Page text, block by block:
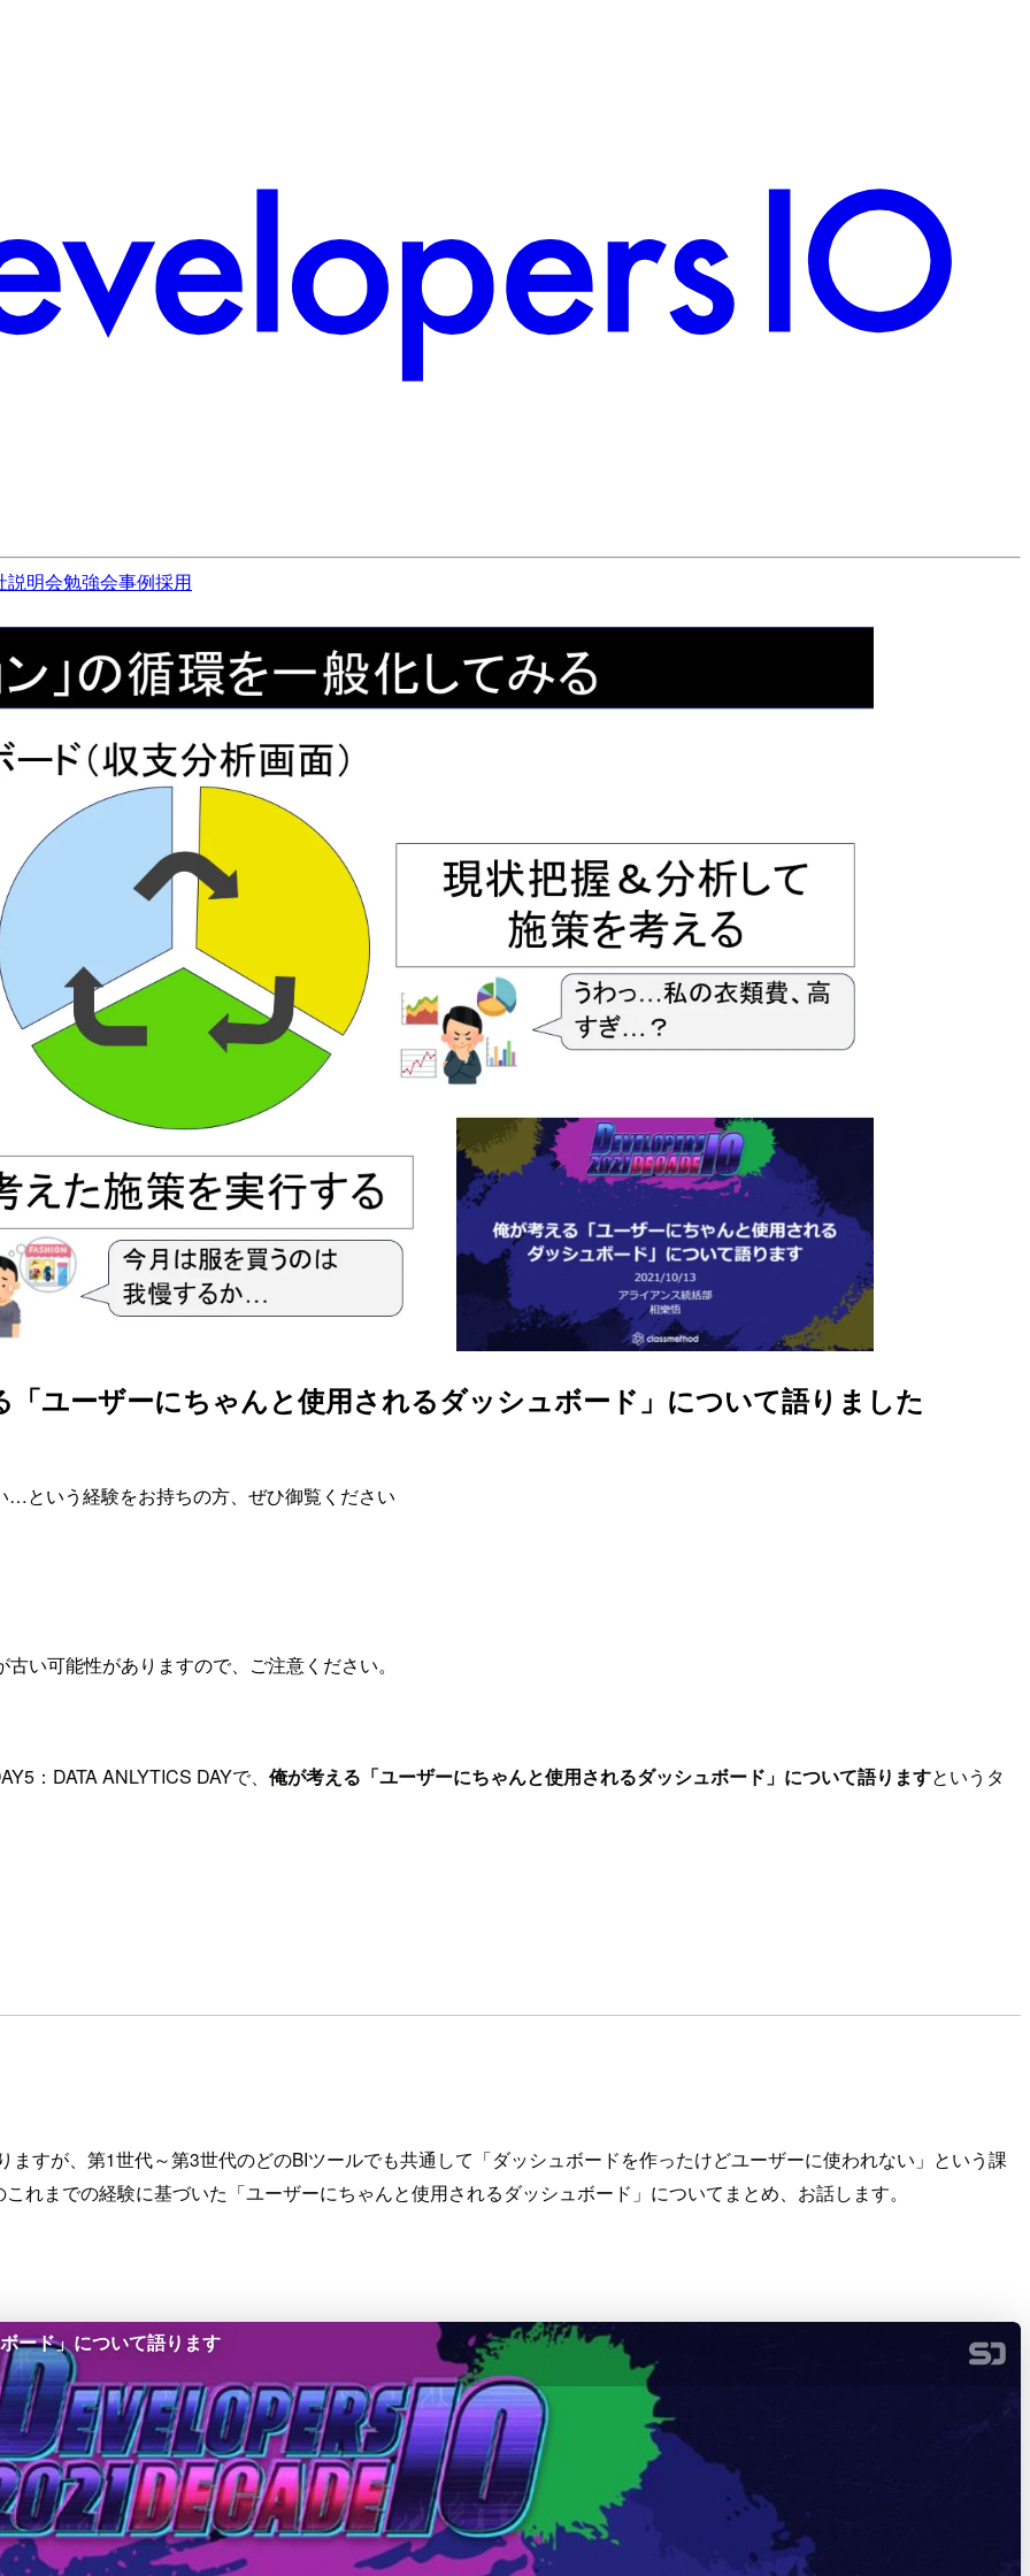
説明会勉強会事例採用
ユーザーにちゃんと使用されるダッシュボード」について語りました
という経験をお持ちの方、ぜひ御覧ください
い可能性がありますので、ご注意ください。
：DATA ANLYTICS DAYで、 俺が考える「ユーザーにちゃんと使用されるダッシュボード」について語りますというタ
すが、第1世代～第3世代のどのBIツールでも共通して「ダッシュボードを作ったけどユーザーに使われない」という課
れまでの経験に基づいた「ユーザーにちゃんと使用されるダッシュボード」についてまとめ、お話します。